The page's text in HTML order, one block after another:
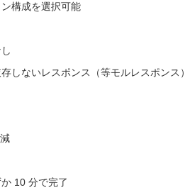
構成を選択可能
しないレスポンス（等モルレスポンス）
10 分で完了